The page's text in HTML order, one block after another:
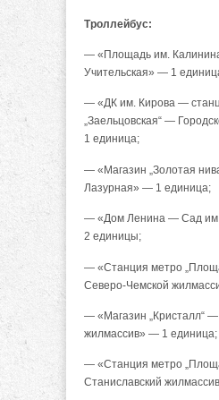
Троллейбус:
— «Площадь им.
Учительская» — 1
— «ДК им. Кирова —
„Заельцовская“ —
1 единица;
— «Магазин „Золотая
Лазурная» — 1 единица;
— «Дом Ленина — Сад
2 единицы;
— «Станция метро
Северо-Чемской
— «Магазин „Кристалл“ —
жилмассив» — 1 единица;
— «Станция метро
Станиславский